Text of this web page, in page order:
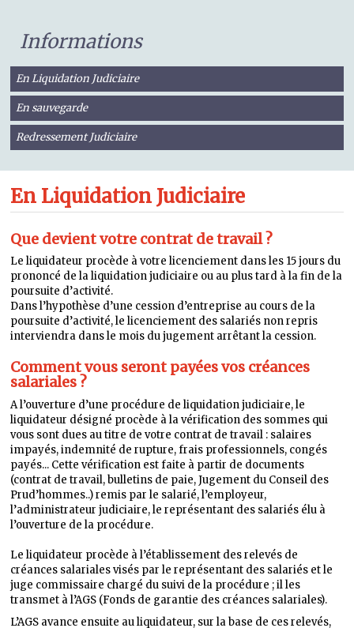
Informations
En Liquidation Judiciaire
En sauvegarde
Redressement Judiciaire
En Liquidation Judiciaire
Que devient votre contrat de travail ?
Le liquidateur procède à votre licenciement dans les 15 jours du
prononcé de la liquidation judiciaire ou au plus tard à la fin de la
poursuite d’activité.
Dans l’hypothèse d’une cession d’entreprise au cours de la
poursuite d’activité, le licenciement des salariés non repris
interviendra dans le mois du jugement arrêtant la cession.
Comment vous seront payées vos créances
salariales ?
A l’ouverture d’une procédure de liquidation judiciaire, le
liquidateur désigné procède à la vérification des sommes qui
vous sont dues au titre de votre contrat de travail : salaires
impayés, indemnité de rupture, frais professionnels, congés
payés... Cette vérification est faite à partir de documents
(contrat de travail, bulletins de paie, Jugement du Conseil des
Prud’hommes..) remis par le salarié, l’employeur,
l’administrateur judiciaire, le représentant des salariés élu à
l’ouverture de la procédure.
Le liquidateur procède à l’établissement des relevés de
créances salariales visés par le représentant des salariés et le
juge commissaire chargé du suivi de la procédure ; il les
transmet à l’AGS (Fonds de garantie des créances salariales).
L’AGS avance ensuite au liquidateur, sur la base de ces relevés,